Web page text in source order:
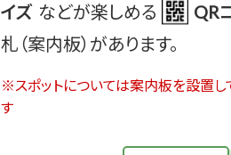
イズ などが楽しめる QR
札（案内板）があります。
※スポットについては案内板を設置し
す